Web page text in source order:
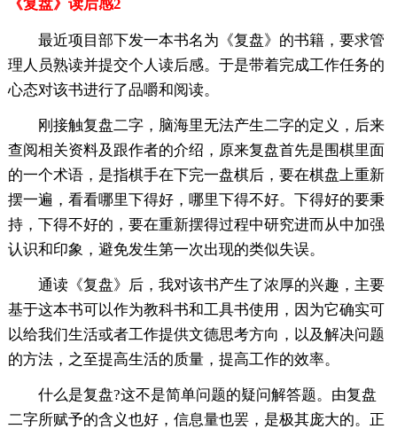
《复盘》读后感2
最近项目部下发一本书名为《复盘》的书籍，要求管
理人员熟读并提交个人读后感。于是带着完成工作任务的
心态对该书进行了品嚼和阅读。
刚接触复盘二字，脑海里无法产生二字的定义，后来
查阅相关资料及跟作者的介绍，原来复盘首先是围棋里面
的一个术语，是指棋手在下完一盘棋后，要在棋盘上重新
摆一遍，看看哪里下得好，哪里下得不好。下得好的要秉
持，下得不好的，要在重新摆得过程中研究进而从中加强
认识和印象，避免发生第一次出现的类似失误。
通读《复盘》后，我对该书产生了浓厚的兴趣，主要
基于这本书可以作为教科书和工具书使用，因为它确实可
以给我们生活或者工作提供文德思考方向，以及解决问题
的方法，之至提高生活的质量，提高工作的效率。
什么是复盘?这不是简单问题的疑问解答题。由复盘
二字所赋予的含义也好，信息量也罢，是极其庞大的。正